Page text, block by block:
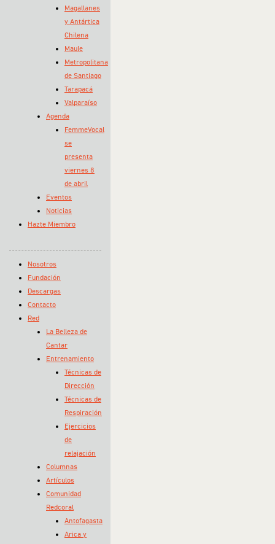
Magallanes
y Antártica
Chilena
Maule
Metropolitana
de Santiago
Tarapacá
Valparaíso
Agenda
FemmeVocal
se
presenta
viernes 8
de abril
Eventos
Noticias
Hazte Miembro
Nosotros
Fundación
Descargas
Contacto
Red
La Belleza de
Cantar
Entrenamiento
Técnicas de
Dirección
Técnicas de
Respiración
Ejercicios
de
relajación
Columnas
Artículos
Comunidad
Redcoral
Antofagasta
Arica y